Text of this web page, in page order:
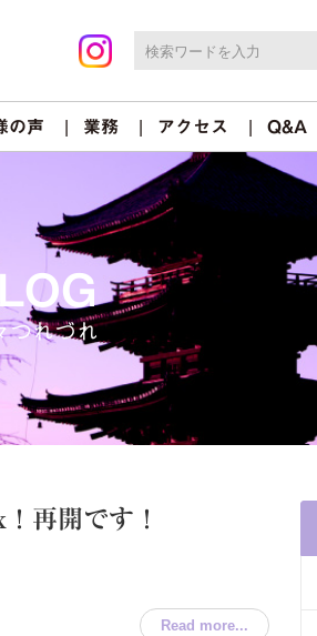
の声 業務 アクセス Q&A
つれづれ
再開です！
Read more...